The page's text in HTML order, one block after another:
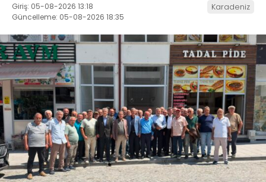
Giriş: 05-08-2026 13:18
Güncelleme: 05-08-2026 18:35
Karadeniz